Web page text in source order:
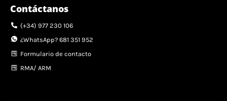
Contáctanos
(+34) 977 230 106
¿WhatsApp? 681 351 952
Formulario de contacto
RMA/ ARM